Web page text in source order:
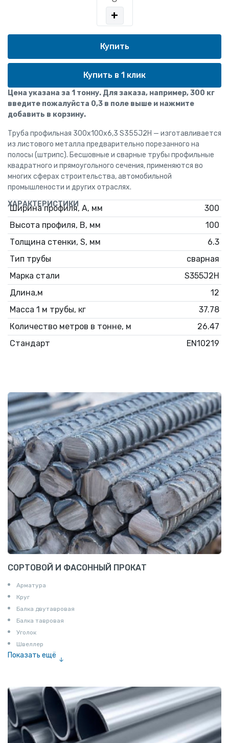
+
Купить в 1 клик
Цена указана за 1 тонну. Для заказа, например, 300 кг
введите пожалуйста 0,3 в поле выше и нажмите
добавить в корзину.
Труба профильная 300х100х6,3 S355J2H — изготавливается
из листового металла предварительно порезанного на
полосы (штрипс). Бесшовные и сварные трубы профильные
квадратного и прямоугольного сечения, применяются во
многих сферах строительства, автомобильной
промышлености и других отраслях.
ХАРАКТЕРИСТИКИ
Ширина профиля, А, мм
300
Высота профиля, В, мм
100
Толщина стенки, S, мм
6.3
Тип трубы
сварная
Марка стали
S355J2H
Длина,м
12
Масса 1 м трубы, кг
37.78
Количество метров в тонне, м
26.47
Стандарт
EN10219
СОРТОВОЙ И ФАСОННЫЙ ПРОКАТ
Арматура
Круг
Балка двутавровая
Балка тавровая
Уголок
Швеллер
Показать ещё
Катанка
Шестигранник
Полособульб
Полукруг
Шпунт Ларсена